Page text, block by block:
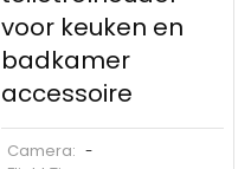
voor keuken en
badkamer
accessoire
Camera: -